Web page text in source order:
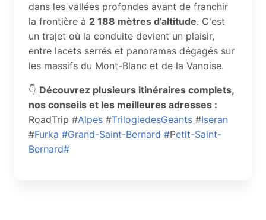
dans les vallées profondes avant de franchir
la frontière à 2 188 mètres d’altitude. C'est
un trajet où la conduite devient un plaisir,
entre lacets serrés et panoramas dégagés sur
les massifs du Mont-Blanc et de la Vanoise.
👇 Découvrez plusieurs itinéraires complets,
nos conseils et les meilleures adresses :
RoadTrip #Alpes #TrilogiedesGeants #Iseran
#Furka #Grand-Saint-Bernard #Petit-Saint-
Bernard#